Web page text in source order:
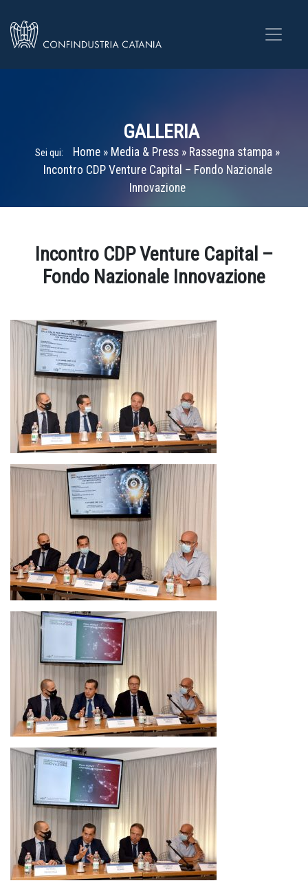
GALLERIA
Sei qui: Home » Media & Press » Rassegna stampa »
Incontro CDP Venture Capital – Fondo Nazionale
Innovazione
Incontro CDP Venture Capital –
Fondo Nazionale Innovazione